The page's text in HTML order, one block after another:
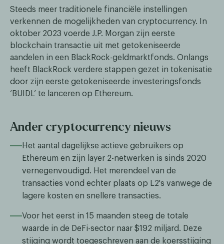
Steeds meer traditionele financiële instellingen
verkennen de mogelijkheden van cryptocurrency. In
oktober 2023 voerde J.P. Morgan zijn eerste
blockchain transactie uit met getokeniseerde
aandelen in een BlackRock-geldmarktfonds. Onlangs
heeft BlackRock verdere stappen gezet in tokenisatie
door zijn eerste getokeniseerde investeringsfonds
‘BUIDL’ te lanceren op Ethereum.
Ander cryptocurrency nieuws
Het aantal dagelijkse actieve gebruikers op
Ethereum en zijn layer 2-netwerken is sinds 2020
vernegenvoudigd. Het merendeel van de
transacties vond echter plaats op L2's vanwege de
lagere kosten en snellere transacties.
Voor het eerst in 15 maanden steeg de totale
waarde in de DeFi-sector naar $192 miljard. Deze
stijging wordt toegeschreven aan de koersstijging